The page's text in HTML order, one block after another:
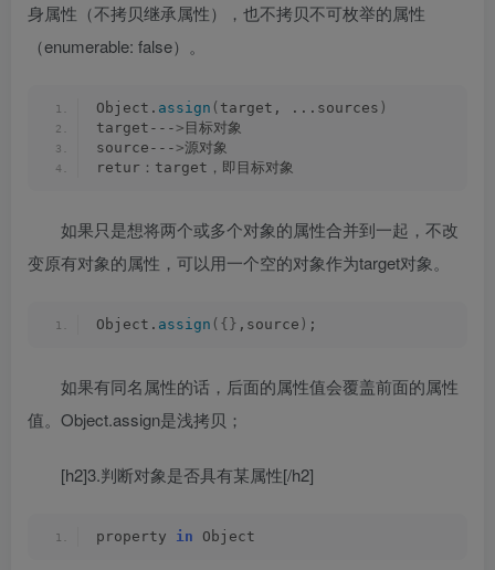
身属性（不拷贝继承属性），也不拷贝不可枚举的属性
（enumerable: false）。
Object. assign ( target, ...sources )
target---> 目标对象
source--->源对象
retur：target，即目标对象
如果只是想将两个或多个对象的属性合并到一起，不改
变原有对象的属性，可以用一个空的对象作为target对象。
Object. assign ({} ,source ) ;
如果有同名属性的话，后面的属性值会覆盖前面的属性
值。Object.assign是浅拷贝；
[h2]3.判断对象是否具有某属性[/h2]
property in Object